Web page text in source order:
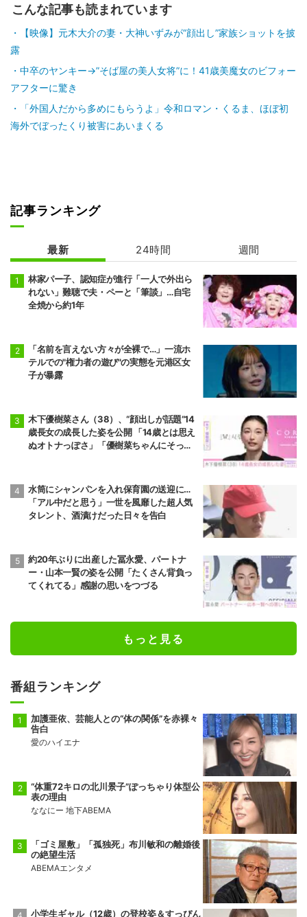
こんな記事も読まれています
【映像】元木大介の妻・大神いずみが“顔出し”家族ショットを披
露
中卒のヤンキー→”そば屋の美人女将”に！41歳美魔女のビフォー
アフターに驚き
「外国人だから多めにもらうよ」令和ロマン・くるま、ほぼ初
海外でぼったくり被害にあいまくる
記事ランキング
最新 24時間 週間
林家パー子、認知症が進行「一人で外出ら
れない」難聴で夫・ペーと「筆談」…自宅
全焼から約1年
「名前を言えない方々が全裸で…」一流ホ
テルでの"権力者の遊び"の実態を元港区女
子が暴露
木下優樹菜さん（38）、“顔出しが話題”14
歳長女の成長した姿を公開 「14歳とは思え
ぬオトナっぽさ」「優樹菜ちゃんにそっく
水筒にシャンパンを入れ保育園の送迎に…
「アル中だと思う」一世を風靡した超人気
タレント、酒漬けだった日々を告白
約20年ぶりに出産した冨永愛、パートナ
ー・山本一賢の姿を公開「たくさん背負っ
てくれてる」感謝の思いをつづる
もっと見る
番組ランキング
加護亜依、芸能人との“体の関係”を赤裸々
告白
愛のハイエナ
“体重72キロの北川景子”ぽっちゃり体型公
表の理由
ななにー 地下ABEMA
「ゴミ屋敷」「孤独死」布川敏和の離婚後
の絶望生活
ABEMAエンタメ
小学生ギャル（12歳）の登校姿＆すっぴん